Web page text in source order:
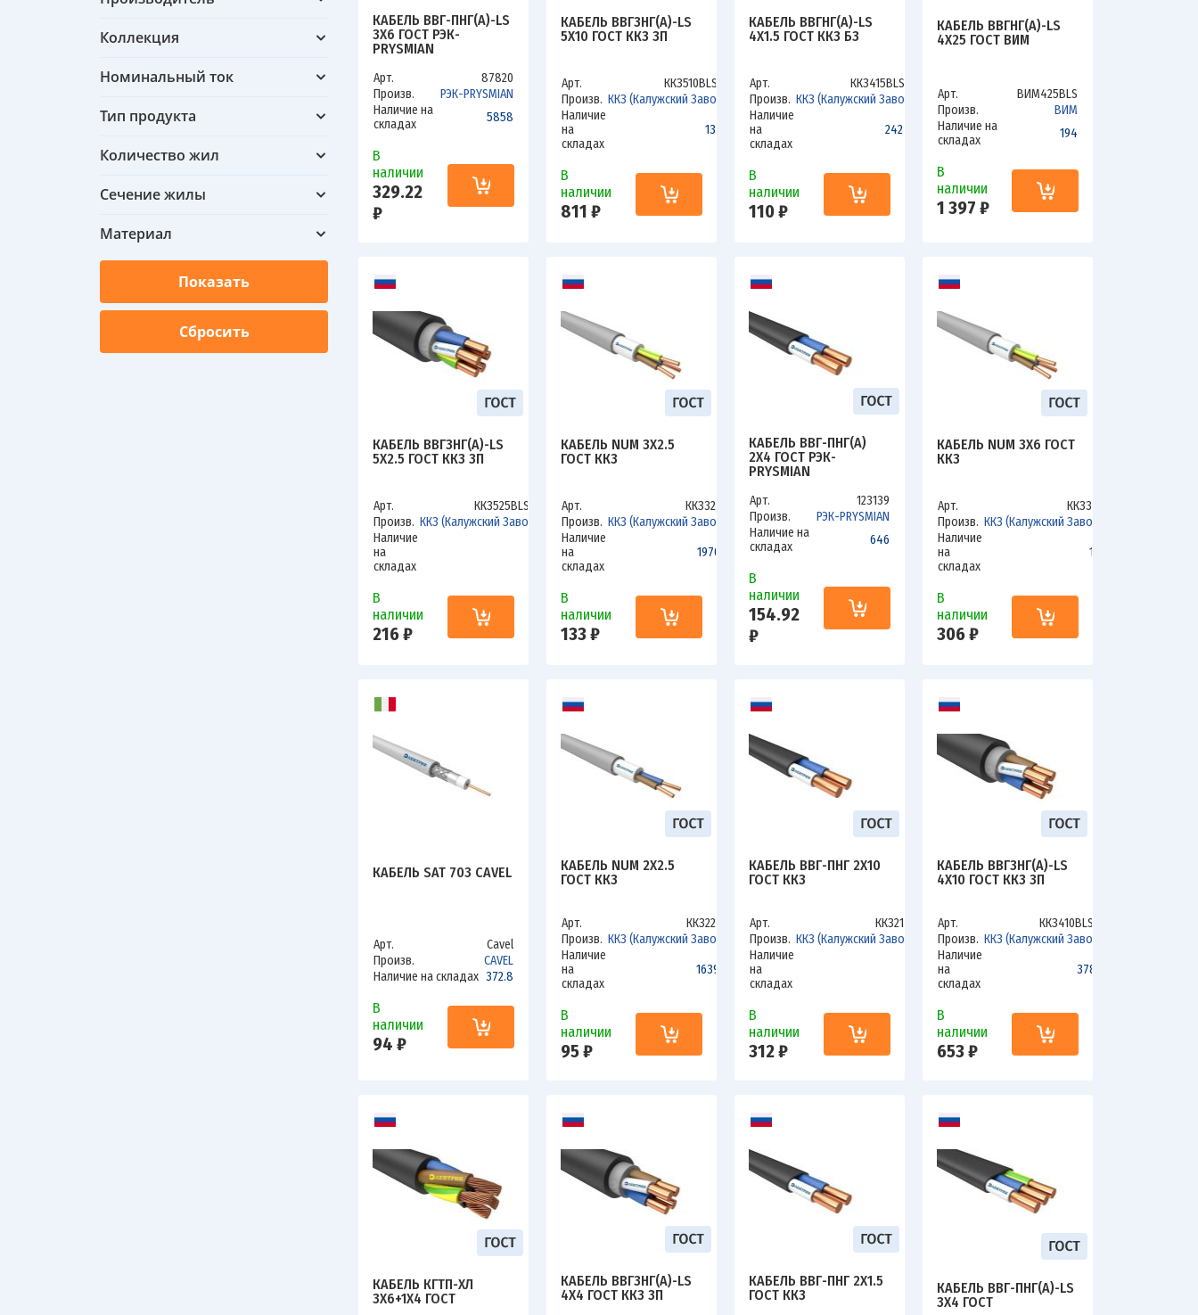
Коллекция
Номинальный ток
Тип продукта
Количество жил
Сечение жилы
Материал
КАБЕЛЬ ВВГ-ПНГ(А)-LS
3Х6 ГОСТ РЭК-
PRYSMIAN
Арт.
87820
Произв.
РЭК-PRYSMIAN
Наличие на
складах
5858
В
наличии
329.22
₽
КАБЕЛЬ ВВГЗНГ(А)-LS
5Х10 ГОСТ ККЗ ЗП
Арт.
ККЗ510ВLSзп
Произв. ККЗ (Калужский Завод)
Наличие
на
складах
1398
В
наличии
811 ₽
КАБЕЛЬ ВВГНГ(А)-LS
4Х1.5 ГОСТ ККЗ БЗ
Арт.
ККЗ415ВLSбз
Произв. ККЗ (Калужский Завод)
Наличие
на
складах
2427.2
В
наличии
110 ₽
КАБЕЛЬ ВВГНГ(А)-LS
4Х25 ГОСТ ВИМ
Арт.
ВИМ425ВLS
Произв.
ВИМ
Наличие на
складах
194
В
наличии
1 397 ₽
КАБЕЛЬ ВВГЗНГ(А)-LS
5Х2.5 ГОСТ ККЗ ЗП
Арт.
ККЗ525ВLSзп
Произв. ККЗ (Калужский Завод)
Наличие
на
складах
В
наличии
216 ₽
КАБЕЛЬ NUM 3Х2.5
ГОСТ ККЗ
Арт.
ККЗ325Н
Произв. ККЗ (Калужский Завод)
Наличие
на
складах
1970.6
В
наличии
133 ₽
КАБЕЛЬ ВВГ-ПНГ(А)
2Х4 ГОСТ РЭК-
PRYSMIAN
Арт.
123139
Произв.
РЭК-PRYSMIAN
Наличие на
складах
646
В
наличии
154.92
₽
КАБЕЛЬ NUM 3X6 ГОСТ
ККЗ
Арт.
ККЗ36Н
Произв. ККЗ (Калужский Завод)
Наличие
на
складах
132
В
наличии
306 ₽
КАБЕЛЬ SAT 703 CAVEL
Арт.
Cavel
Произв.
CAVEL
Наличие на складах 372.8
В
наличии
94 ₽
КАБЕЛЬ NUM 2Х2.5
ГОСТ ККЗ
Арт.
ККЗ225Н
Произв. ККЗ (Калужский Завод)
Наличие
на
складах
1639.8
В
наличии
95 ₽
КАБЕЛЬ ВВГ-ПНГ 2Х10
ГОСТ ККЗ
Арт.
ККЗ210В
Произв. ККЗ (Калужский Завод)
Наличие
на
складах
В
наличии
312 ₽
КАБЕЛЬ ВВГЗНГ(А)-LS
4Х10 ГОСТ ККЗ ЗП
Арт.
ККЗ410ВLSзп
Произв. ККЗ (Калужский Завод)
Наличие
на
складах
378.6
В
наличии
653 ₽
КАБЕЛЬ КГТП-ХЛ
3Х6+1Х4 ГОСТ
КАБЕЛЬ ВВГЗНГ(А)-LS
4Х4 ГОСТ ККЗ ЗП
КАБЕЛЬ ВВГ-ПНГ 2Х1.5
ГОСТ ККЗ
КАБЕЛЬ ВВГ-ПНГ(А)-LS
3Х4 ГОСТ